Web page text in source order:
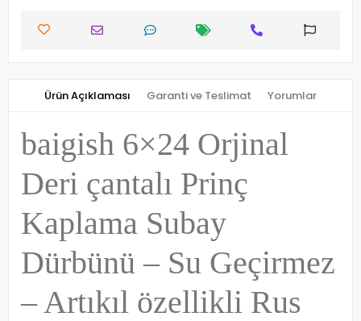
Ürün Açıklaması Garanti ve Teslimat Yorumlar
baigish 6×24 Orjinal
Deri çantalı Prinç
Kaplama Subay
Dürbünü – Su Geçirmez
– Artıkıl özellikli Rus